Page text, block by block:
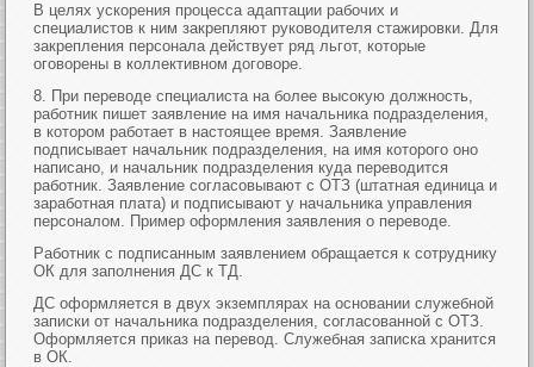
В целях ускорения процесса адаптации рабочих и
специалистов к ним закрепляют руководителя стажировки. Для
закрепления персонала действует ряд льгот, которые
оговорены в коллективном договоре.
8. При переводе специалиста на более высокую должность,
работник пишет заявление на имя начальника подразделения,
в котором работает в настоящее время. Заявление
подписывает начальник подразделения, на имя которого оно
написано, и начальник подразделения куда переводится
работник. Заявление согласовывают с ОТЗ (штатная единица и
заработная плата) и подписывают у начальника управления
персоналом. Пример оформления заявления о переводе.
Работник с подписанным заявлением обращается к сотруднику
ОК для заполнения ДС к ТД.
ДС оформляется в двух экземплярах на основании служебной
записки от начальника подразделения, согласованной с ОТЗ.
Оформляется приказ на перевод. Служебная записка хранится
в ОК.